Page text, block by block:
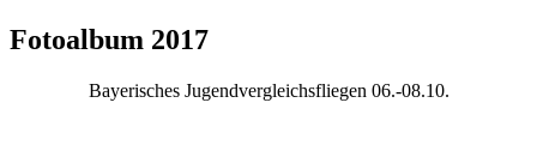
Fotoalbum 2017
Bayerisches Jugendvergleichsfliegen 06.-08.10.